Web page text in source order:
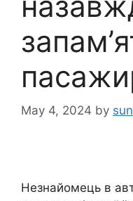
May 4, 2024 by
Незнайомець в